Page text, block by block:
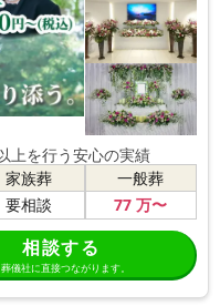
上を行う安心の実績
家族葬
要相談
一般葬
77 万〜
相談する
儀社に直接つながります。